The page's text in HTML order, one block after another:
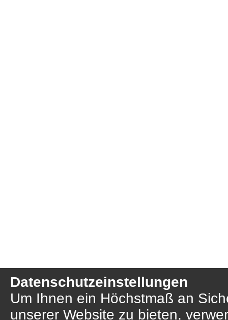
Datenschutzeinstellungen
Um Ihnen ein Höchstmaß an
unserer Website zu bieten,